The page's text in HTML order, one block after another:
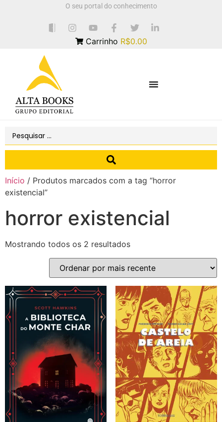
O seu portal do conhecimento
Carrinho R$0.00
Início / Produtos marcados com a tag “horror
existencial”
horror existencial
Mostrando todos os 2 resultados